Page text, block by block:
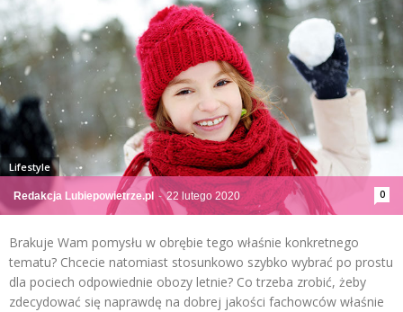
Redakcja Lubiepowietrze.pl - 22 lutego 2020 0
Lifestyle
Brakuje Wam pomysłu w obrębie tego właśnie konkretnego
tematu? Chcecie natomiast stosunkowo szybko wybrać po prostu
dla pociech odpowiednie obozy letnie? Co trzeba zrobić, żeby
zdecydować się naprawdę na dobrej jakości fachowców właśnie